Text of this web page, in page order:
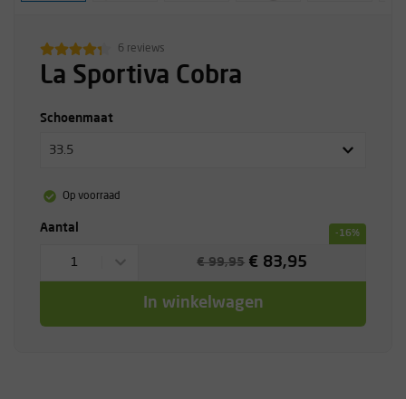
6 reviews
La Sportiva Cobra
Schoenmaat
33.5
Op voorraad
Aantal -16%
1 € 99,95 € 83,95
In winkelwagen